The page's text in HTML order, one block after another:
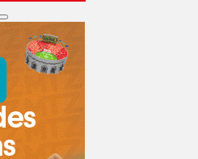
Search